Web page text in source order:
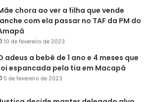
Irlan Sanches Serrão, de 17 anos,
passagem Jesus de Nazaré, Baixado
de Santana.
chora ao ver a filha que vende
com ela passar no TAF da PM do
10 de fevereiro de 2023
adeus a bebê de 1 ano e 4 meses que
espancada pela tia em Macapá
5 de fevereiro de 2023